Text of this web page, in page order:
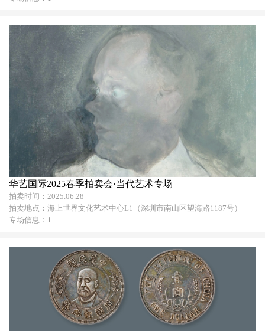
华艺国际2025春季拍卖会·当代艺术专场
拍卖时间：2025.06.28
拍卖地点：海上世界文化艺术中心L1（深圳市南山区望海路1187号）
专场信息：1